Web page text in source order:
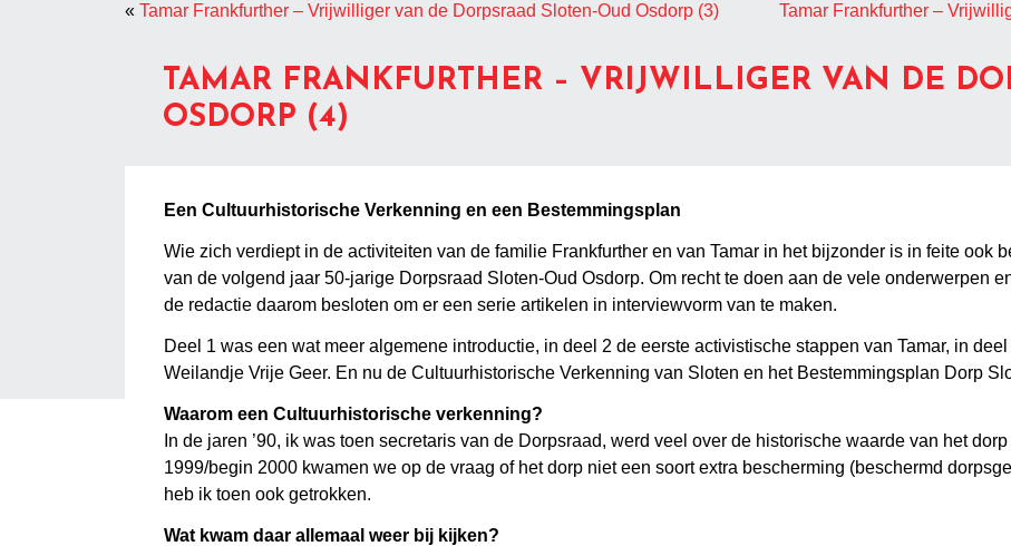
« Tamar Frankfurther – Vrijwilliger van de Dorpsraad Sloten-Oud Osdorp (3) Tamar Frankfurther –
TAMAR FRANKFURTHER – VRIJWILLIGER VAN DE
OSDORP (4)
Een Cultuurhistorische Verkenning en een Bestemmingsplan
Wie zich verdiept in de activiteiten van de familie Frankfurther en van Tamar in het bijzonder is in feite ook
van de volgend jaar 50-jarige Dorpsraad Sloten-Oud Osdorp. Om recht te doen aan de vele onderwerpen
de redactie daarom besloten om er een serie artikelen in interviewvorm van te maken.
Deel 1 was een wat meer algemene introductie, in deel 2 de eerste activistische stappen van Tamar, in
Weilandje Vrije Geer. En nu de Cultuurhistorische Verkenning van Sloten en het Bestemmingsplan Dorp
Waarom een Cultuurhistorische verkenning?
In de jaren ’90, ik was toen secretaris van de Dorpsraad, werd veel over de historische waarde van het
1999/begin 2000 kwamen we op de vraag of het dorp niet een soort extra bescherming (beschermd
heb ik toen ook getrokken.
Wat kwam daar allemaal weer bij kijken?